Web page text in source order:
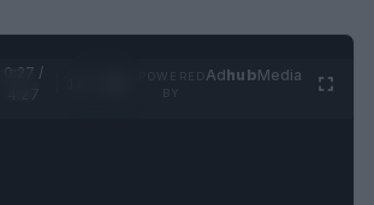
0:28 /
AdhubMedia